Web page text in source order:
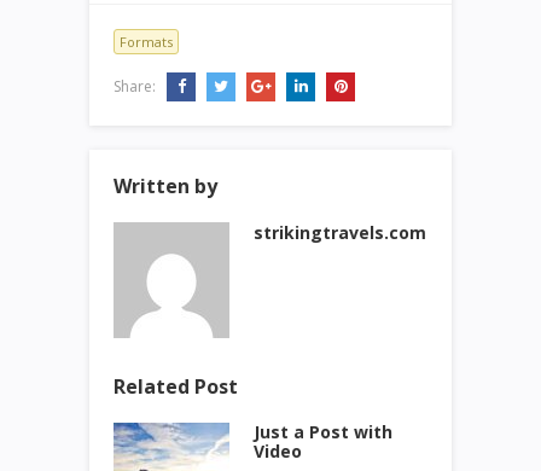
Formats
Share:
Written by
strikingtravels.com
Related Post
Just a Post with
Video